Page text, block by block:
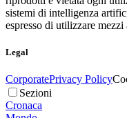
sistemi di intelligenza
espresso di utilizzare
Legal
CorporatePrivacy Policy
Sezioni
Cronaca